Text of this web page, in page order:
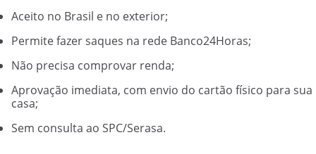
Aceito no Brasil e no exterior;
Permite fazer saques na rede Banco24Horas;
Não precisa comprovar renda;
Aprovação imediata, com envio do cartão físico para sua
casa;
Sem consulta ao SPC/Serasa.